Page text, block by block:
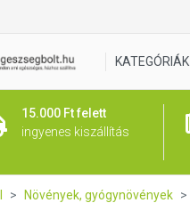
KATEGÓRIÁK
15.000 Ft felett
ingyenes kiszállítás
Növények, gyógynövények